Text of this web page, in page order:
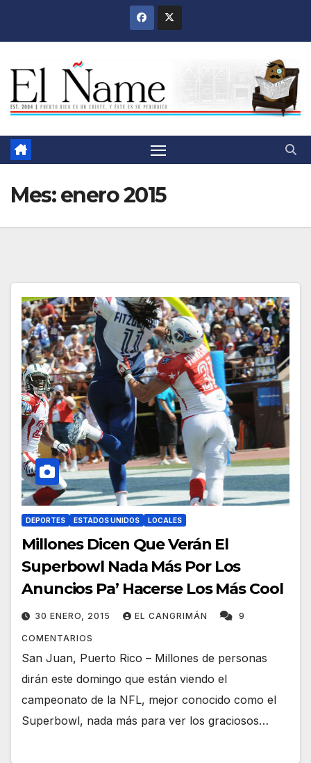
Mes:enero 2015
DEPORTES ESTADOS UNIDOS LOCALES
Millones Dicen Que Verán El
Superbowl Nada Más Por Los
Anuncios Pa’ Hacerse Los Más Cool
30 ENERO, 2015 EL CANGRIMÁN 9
COMENTARIOS
San Juan, Puerto Rico – Millones de personas
dirán este domingo que están viendo el
campeonato de la NFL, mejor conocido como el
Superbowl, nada más para ver los graciosos…